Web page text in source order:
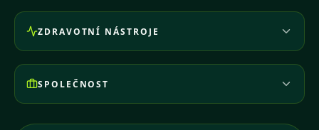
ZDRAVOTNÍ NÁSTROJE
SPOLEČNOST